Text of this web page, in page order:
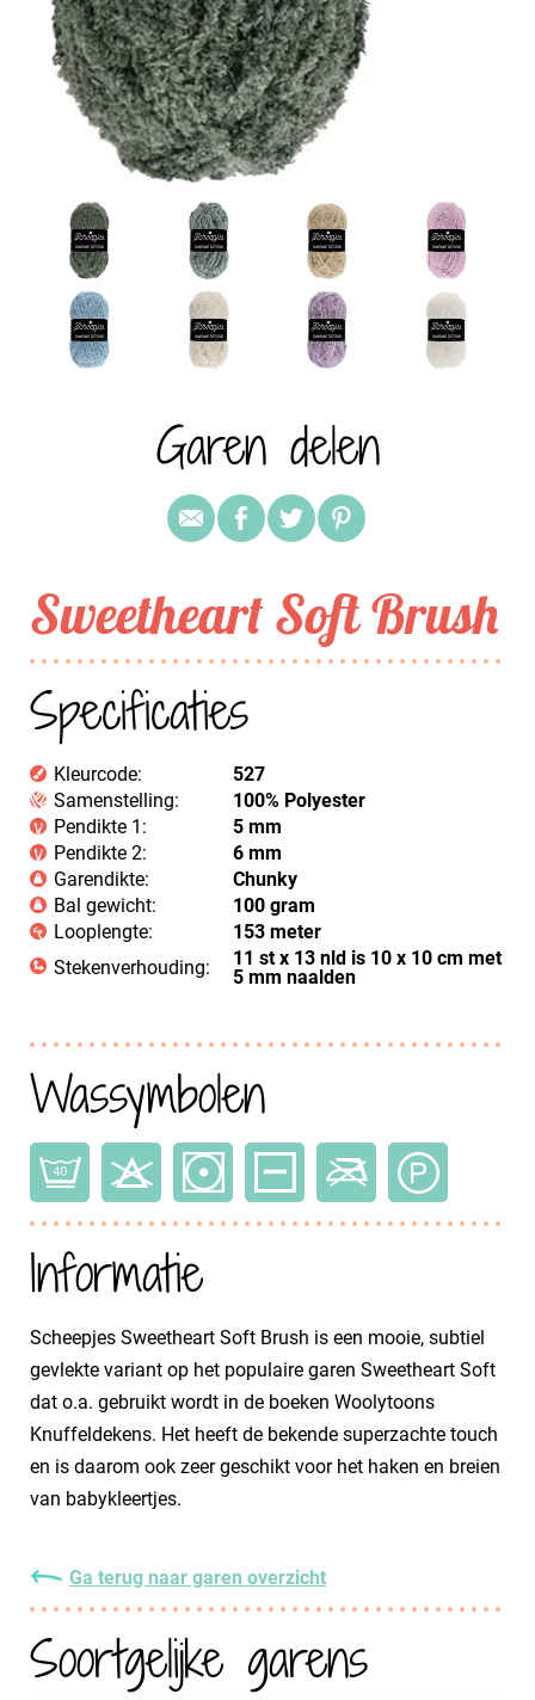
Garen delen
Sweetheart Soft Brush
Specificaties
Kleurcode:
527
Samenstelling:
100% Polyester
Pendikte 1:
5 mm
Pendikte 2:
6 mm
Garendikte:
Chunky
Bal gewicht:
100 gram
Looplengte:
153 meter
Stekenverhouding:
11 st x 13 nld is 10 x 10 cm met
5 mm naalden
Wassymbolen
Informatie
Scheepjes Sweetheart Soft Brush is een mooie, subtiel
gevlekte variant op het populaire garen Sweetheart Soft
dat o.a. gebruikt wordt in de boeken Woolytoons
Knuffeldekens. Het heeft de bekende superzachte touch
en is daarom ook zeer geschikt voor het haken en breien
van babykleertjes.
Ga terug naar garen overzicht
Soortgelijke garens